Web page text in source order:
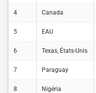
4 Canada
5 EAU
6 Texas, États-Unis
7 Paraguay
8 Nigéria